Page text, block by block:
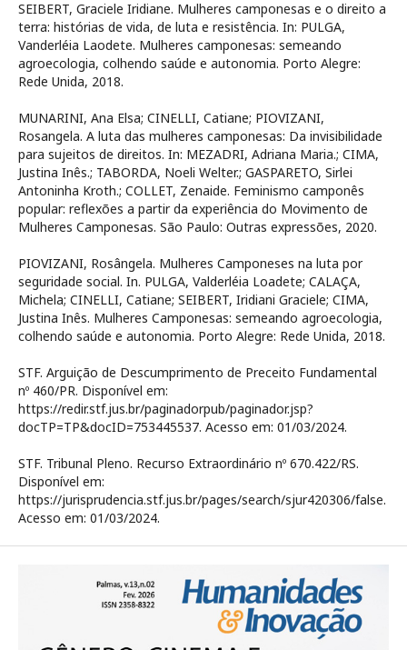
SEIBERT, Graciele Iridiane. Mulheres camponesas e o direito a
terra: histórias de vida, de luta e resistência. In: PULGA,
Vanderléia Laodete. Mulheres camponesas: semeando
agroecologia, colhendo saúde e autonomia. Porto Alegre:
Rede Unida, 2018.
MUNARINI, Ana Elsa; CINELLI, Catiane; PIOVIZANI,
Rosangela. A luta das mulheres camponesas: Da invisibilidade
para sujeitos de direitos. In: MEZADRI, Adriana Maria.; CIMA,
Justina Inês.; TABORDA, Noeli Welter.; GASPARETO, Sirlei
Antoninha Kroth.; COLLET, Zenaide. Feminismo camponês
popular: reflexões a partir da experiência do Movimento de
Mulheres Camponesas. São Paulo: Outras expressões, 2020.
PIOVIZANI, Rosângela. Mulheres Camponeses na luta por
seguridade social. In. PULGA, Valderléia Loadete; CALAÇA,
Michela; CINELLI, Catiane; SEIBERT, Iridiani Graciele; CIMA,
Justina Inês. Mulheres Camponesas: semeando agroecologia,
colhendo saúde e autonomia. Porto Alegre: Rede Unida, 2018.
STF. Arguição de Descumprimento de Preceito Fundamental
nº 460/PR. Disponível em:
https://redir.stf.jus.br/paginadorpub/paginador.jsp?
docTP=TP&docID=753445537. Acesso em: 01/03/2024.
STF. Tribunal Pleno. Recurso Extraordinário nº 670.422/RS.
Disponível em:
https://jurisprudencia.stf.jus.br/pages/search/sjur420306/false.
Acesso em: 01/03/2024.